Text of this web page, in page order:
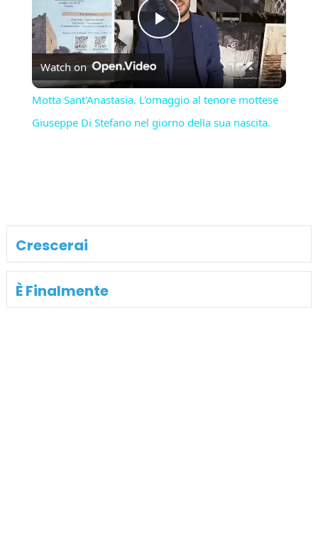
Play
Video
Watch on
Motta Sant'Anastasia. L'omaggio al tenore mottese
Giuseppe Di Stefano nel giorno della sua nascita.
Crescerai
È Finalmente